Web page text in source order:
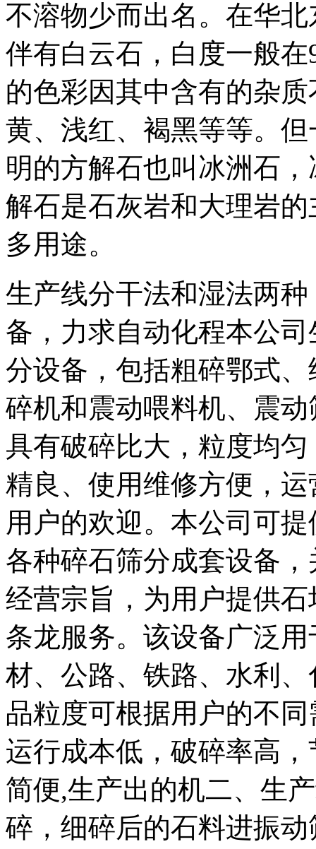
不溶物少而出名。在华
伴有白云石，白度一般
的色彩因其中含有的杂
黄、浅红、褐黑等等。
明的方解石也叫冰洲石
解石是石灰岩和大理岩
多用途。
生产线分干法和湿法两
备，力求自动化程本公
分设备，包括粗碎鄂式
碎机和震动喂料机、震
具有破碎比大，粒度均
精良、使用维修方便，
用户的欢迎。本公司可
各种碎石筛分成套设备
经营宗旨，为用户提供
条龙服务。该设备广泛
材、公路、铁路、水利
品粒度可根据用户的不
运行成本低，破碎率高
简便,生产出的机二、生
碎，细碎后的石料进振